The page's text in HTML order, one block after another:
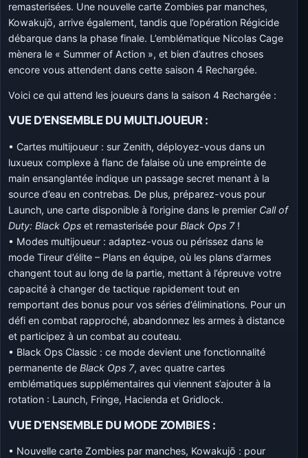
remasterisées. Une nouvelle carte Zombies par manches,
Kowakujō, arrive également, tandis que l’opération Régicide
débarque dans la phase finale. L’emblématique Nicolas Cage
mènera le « Summer of Action », et bien d’autres choses
encore vous attendent dans cette saison 4 Rechargée.
Voici ce qui attend les joueurs dans la saison 4 Rechargée :
VUE D’ENSEMBLE DU MULTIJOUEUR :
• Cartes multijoueur : sur Zenith, déployez-vous dans un
luxueux complexe à flanc de falaise où une empreinte de
main ensanglantée indique un passage secret menant à la
source d’eau en contrebas. De plus, préparez-vous pour
Launch, une carte disponible à l’origine dans le premier Call of
Duty: Black Ops et remasterisée pourBlack Ops 7!
• Modes multijoueur : adaptez-vous ou périssez dans le
mode Tireur d’élite – Plans en équipe, où les plans d’armes
changent tout au long de la partie, mettant à l’épreuve votre
capacité à changer de tactique rapidement tout en
remportant des bonus pour vos séries d’éliminations. Pour un
défi en combat rapproché, abandonnez les armes à distance
et participez à un combat au couteau.
• Black Ops Classic : ce mode devient une fonctionnalité
permanente deBlack Ops 7, avec quatre cartes
emblématiques supplémentaires qui viennent s’ajouter à la
rotation : Launch, Fringe, Hacienda et Gridlock.
VUE D’ENSEMBLE DU MODE ZOMBIES :
• Nouvelle carte Zombies par manches, Kowakujō : pour